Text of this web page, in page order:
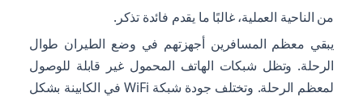
من الناحية العملية، غالبًا ما يقدم فائدة تذكر.
يبقي معظم المسافرين أجهزتهم في وضع الطيران طوال
الرحلة. وتظل شبكات الهاتف المحمول غير قابلة للوصول
لمعظم الرحلة. وتختلف جودة شبكة WiFi في الكابينة بشكل